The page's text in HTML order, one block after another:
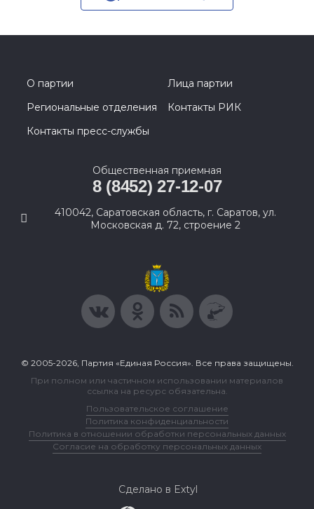
О партии
Лица партии
Региональные отделения
Контакты РИК
Контакты пресс-службы
Общественная приемная
8 (8452) 27-12-07
410042, Саратовская область, г. Саратов, ул.
Московская д. 72, строение 2
© 2005-2026, Партия «Единая Россия». Все права защищены.
При полном или частичном использовании материалов
ссылка на ресурс обязательна.
Пользовательское соглашение
Политика конфиденциальности
Политика в отношении обработки персональных данных
Согласие на обработку персональных данных
Сделано в Extyl